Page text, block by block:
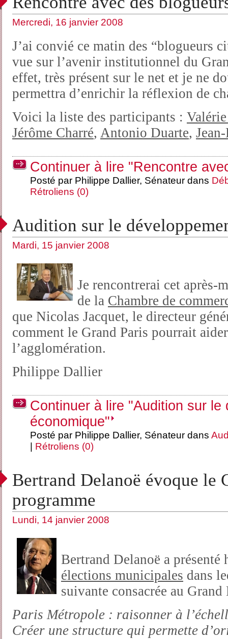
Mercredi, 16 janvier 2008
J’ai convié ce matin des “blogueurs
vue sur l’avenir institutionnel du
effet, très présent sur le net et je ne
permettra d’enrichir la réflexion de
Voici la liste des participants :
Jérôme Charré, Antonio Duarte,
Continuer à lire "Rencontre
Posté par Philippe Dallier, Sénateur dans
Rétroliens (0)
Audition sur le
Mardi, 15 janvier 2008
Je rencontrerai cet après-
de la Chambre de
que Nicolas Jacquet, le directeur
comment le Grand Paris pourrait
l’agglomération.
Philippe Dallier
Continuer à lire "Audition sur le
économique"
Posté par Philippe Dallier, Sénateur dans
Rétroliens (0)
Bertrand Delanoë évoque le
programme
Lundi, 14 janvier 2008
Bertrand Delanoë a présenté
élections municipales dans
suivante consacrée au Grand
Paris Métropole : raisonner à
Créer une structure qui permette